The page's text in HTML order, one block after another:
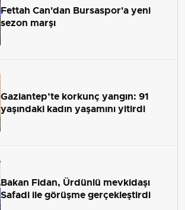
Fettah Can'dan Bursaspor'a yeni
sezon marşı
Gaziantep’te korkunç yangın: 91
yaşındaki kadın yaşamını yitirdi
Bakan Fidan, Ürdünlü mevkidaşı
Safadi ile görüşme gerçekleştirdi